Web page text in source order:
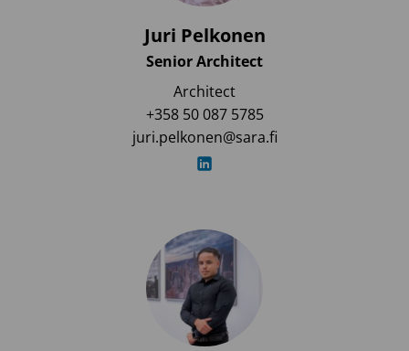
Juri Pelkonen
Senior Architect
Architect
+358 50 087 5785
juri.pelkonen@sara.fi